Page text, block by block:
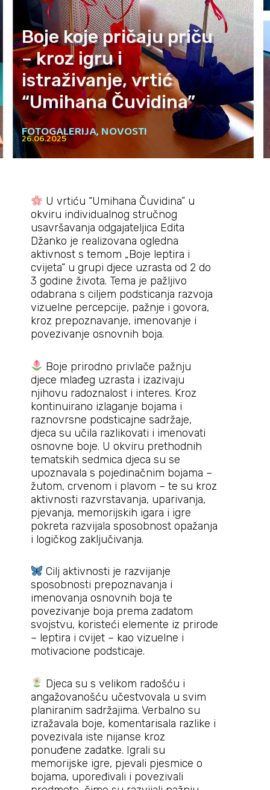
Boje koje pričaju priču
– kroz igru i
istraživanje, vrtić
“Umihana Čuvidina”
FOTOGALERIJA,NOVOSTI
26.06.2025
U vrtiću “Umihana Čuvidina” u
okviru individualnog stručnog
usavršavanja odgajateljica Edita
Džanko je realizovana ogledna
aktivnost s temom „Boje leptira i
cvijeta“ u grupi djece uzrasta od 2 do
3 godine života. Tema je pažljivo
odabrana s ciljem podsticanja razvoja
vizuelne percepcije, pažnje i govora,
kroz prepoznavanje, imenovanje i
povezivanje osnovnih boja.
Boje prirodno privlače pažnju
djece mlađeg uzrasta i izazivaju
njihovu radoznalost i interes. Kroz
kontinuirano izlaganje bojama i
raznovrsne podsticajne sadržaje,
djeca su učila razlikovati i imenovati
osnovne boje. U okviru prethodnih
tematskih sedmica djeca su se
upoznavala s pojedinačnim bojama –
žutom, crvenom i plavom – te su kroz
aktivnosti razvrstavanja, uparivanja,
pjevanja, memorijskih igara i igre
pokreta razvijala sposobnost opažanja
i logičkog zaključivanja.
Cilj aktivnosti je razvijanje
sposobnosti prepoznavanja i
imenovanja osnovnih boja te
povezivanje boja prema zadatom
svojstvu, koristeći elemente iz prirode
– leptira i cvijet – kao vizuelne i
motivacione podsticaje.
Djeca su s velikom radošću i
angažovanošću učestvovala u svim
planiranim sadržajima. Verbalno su
izražavala boje, komentarisala razlike i
povezivala iste nijanse kroz
ponuđene zadatke. Igrali su
memorijske igre, pjevali pjesmice o
bojama, upoređivali i povezivali